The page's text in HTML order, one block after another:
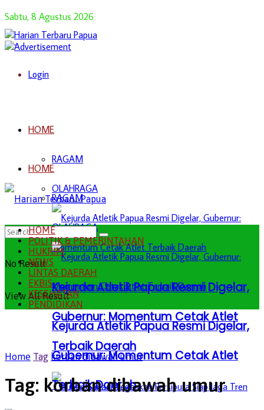
Sabtu, 8 Agustus 2026
Login
HOME
RAGAM
OLAHRAGA
Kejurda Atletik Papua Resmi Digelar,
Gubernur: Momentum Cetak Atlet
Terbaik Daerah
HOME
RAGAM
OLAHRAGA
Kejurda Atletik Papua Resmi Digelar,
Gubernur: Momentum Cetak Atlet
Terbaik Daerah
No Result
View All Result
HOME
POLITIK & PEMERINTAHAN
HUKRIM
NEWS
LINTAS DAERAH
EKBIS
KESEHATAN
PENDIDIKAN
Home Tag korban dibawah umur
Tag: korban dibawah umur